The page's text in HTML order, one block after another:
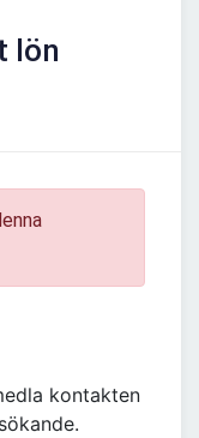
lön
kontakten